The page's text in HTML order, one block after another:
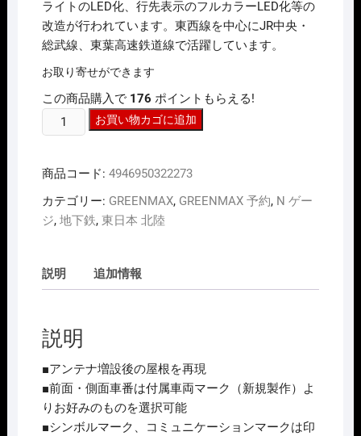
ライトのLED化、行先表示のフルカラーLED化等の
改造が行われています。東西線を中心にJR中央・
総武線、東葉高速鉄道線で活躍しています。
お取り寄せができます
この商品購入で 176 ポイントもらえる!
ｹﾞ
ｼﾞ
GREENMAX
32227
ﾒ
ﾄ
05
系
(13
次
車)
基
お買い物カゴに追加
商品コード: 4946950322273
カテゴリー: GREENMAX, GREENMAX 予約, N ゲー
ジ, 地下鉄, 東日本 北陸
説明 追加情報
説明
■アンテナ増設後の屋根を再現
■前面・側面車番は付属車両マーク（新規製作）よ
りお好みのものを選択可能
■シンボルマーク、コミュニケーションマークは印